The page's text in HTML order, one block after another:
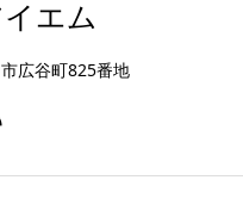
エム
広谷町825番地